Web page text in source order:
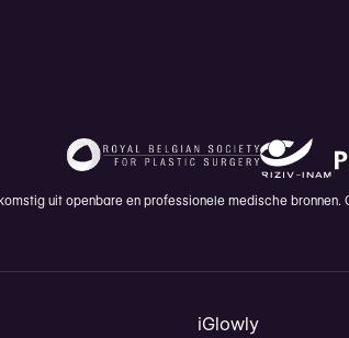
uit openbare en professionele medische bronnen.
iGlowly